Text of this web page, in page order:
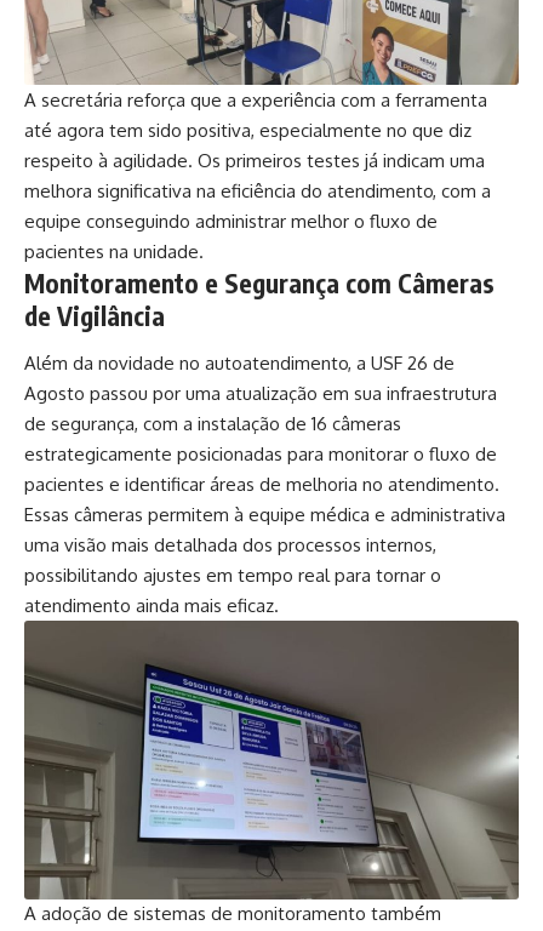
A secretária reforça que a experiência com a ferramenta
até agora tem sido positiva, especialmente no que diz
respeito à agilidade. Os primeiros testes já indicam uma
melhora significativa na eficiência do atendimento, com a
equipe conseguindo administrar melhor o fluxo de
pacientes na unidade.
Monitoramento e Segurança com Câmeras
de Vigilância
Além da novidade no autoatendimento, a USF 26 de
Agosto passou por uma atualização em sua infraestrutura
de segurança, com a instalação de 16 câmeras
estrategicamente posicionadas para monitorar o fluxo de
pacientes e identificar áreas de melhoria no atendimento.
Essas câmeras permitem à equipe médica e administrativa
uma visão mais detalhada dos processos internos,
possibilitando ajustes em tempo real para tornar o
atendimento ainda mais eficaz.
A adoção de sistemas de monitoramento também